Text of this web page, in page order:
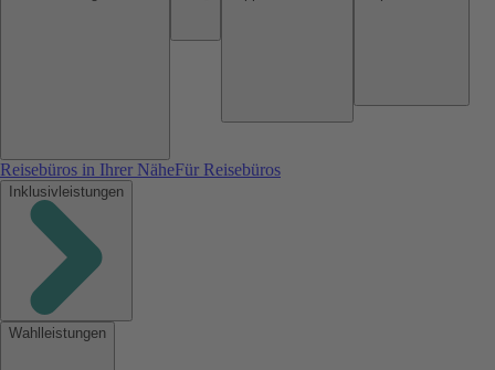
Reisebüros in Ihrer NäheFür Reisebüros
Inklusivleistungen
Wahlleistungen